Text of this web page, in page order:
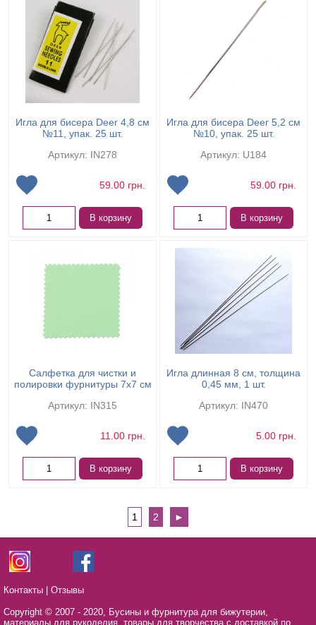
Игла для бисера Deer 4,8 см
№11, упак. 25 шт.
Артикул: IN278
59.00 грн.
В корзину
Игла для бисера Deer 5,2 см
№10, упак. 25 шт.
Артикул: U184
59.00 грн.
В корзину
Салфетка для чистки и
полировки фурнитуры 7х7 см
Артикул: IN315
11.00 грн.
В корзину
Игла длинная 8 см, толщина
0,45 мм, 1 шт.
Артикул: IN470
5.00 грн.
В корзину
1 2 ►
Контакты Отзывы
Copyright © 2007 - 2020, Бусины и фурнитура для бижутерии,
материалы для рукоделия, товары для творчества с доставкой по